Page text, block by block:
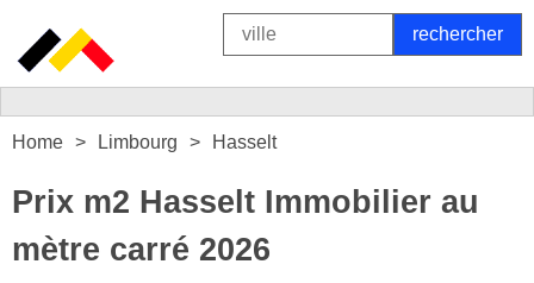
Home Limbourg Hasselt
Prix m2 Hasselt Immobilier au
mètre carré 2026